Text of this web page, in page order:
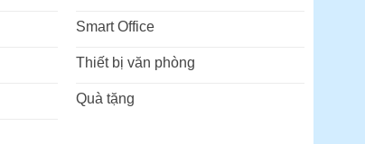
Smart Office
Thiết bị văn phòng
Quà tặng